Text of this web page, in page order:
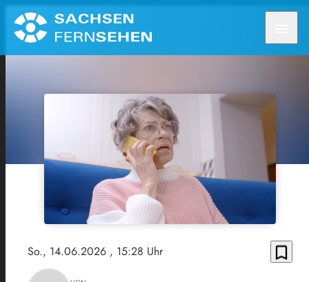
So., 14.06.2026 , 15:28 Uhr bookmark_border